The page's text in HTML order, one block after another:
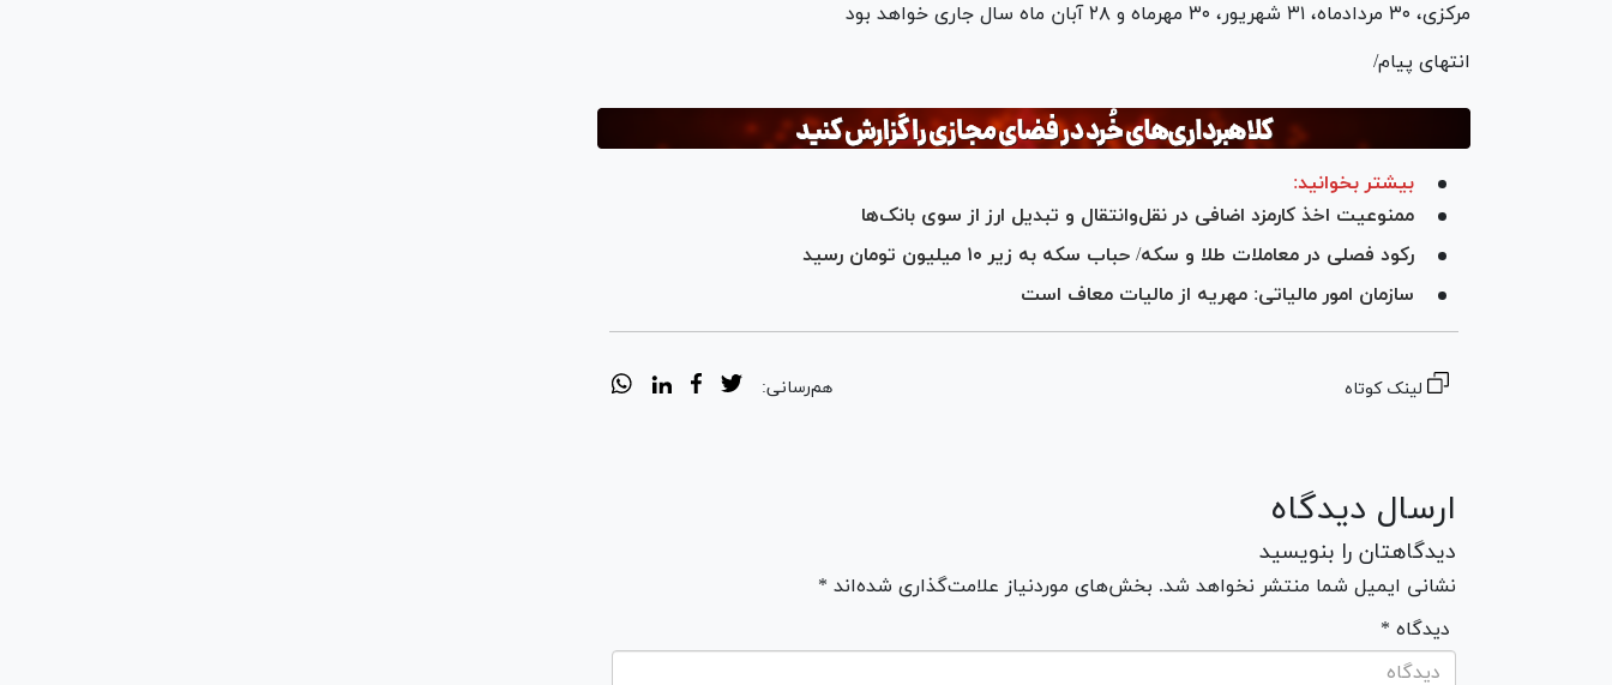
مرکزی، ۳۰ مردادماه، ۳۱ شهریور، ۳۰ مهرماه و ۲۸ آبان ماه سال جاری خواهد بود
انتهای پیام/
بیشتر بخوانید:
ممنوعیت اخذ کارمزد اضافی در نقل‌وانتقال و تبدیل ارز از سوی بانک‌ها
رکود فصلی در معاملات طلا و سکه/ حباب سکه به زیر ۱۰ میلیون تومان رسید
سازمان امور مالیاتی: مهریه از مالیات معاف است
لینک کوتاه هم‌رسانی:
ارسال دیدگاه
دیدگاهتان را بنویسید
نشانی ایمیل شما منتشر نخواهد شد. بخش‌های موردنیاز علامت‌گذاری شده‌اند *
* دیدگاه